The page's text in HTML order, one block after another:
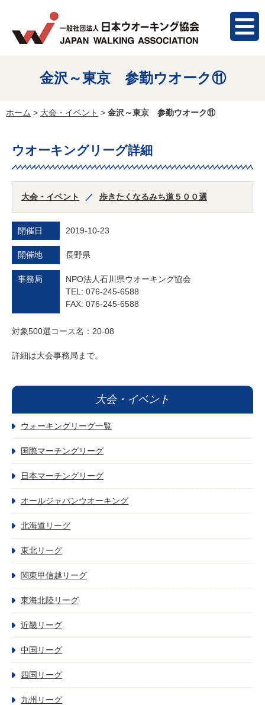
金沢～東京 参勤ウオーク⑪
ホーム > 大会・イベント > 金沢～東京 参勤ウオーク⑪
ウオーキングリーグ詳細
大会・イベント 歩きたくなるみち道５００選
開催日 2019-10-23
開催地 長野県
事務局
NPO法人石川県ウオーキング協会
TEL: 076-245-6588
FAX: 076-245-6588
対象500選コース名：20-08
詳細は大会事務局まで。
大会・イベント
ウォーキングリーグ一覧
国際マーチングリーグ
日本マーチングリーグ
オールジャパンウオーキング
北海道リーグ
東北リーグ
関東甲信越リーグ
東海北陸リーグ
近畿リーグ
中国リーグ
四国リーグ
九州リーグ